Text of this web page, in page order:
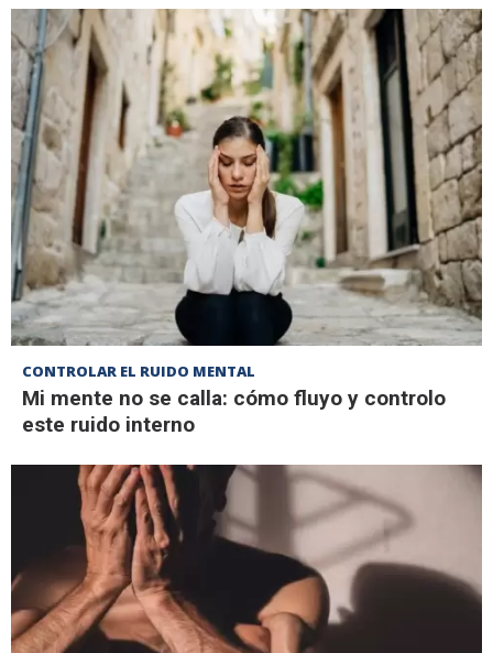
CONTROLAR EL RUIDO MENTAL
Mi mente no se calla: cómo fluyo y controlo
este ruido interno